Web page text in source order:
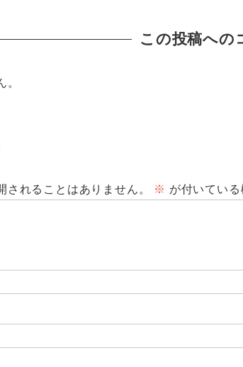
この投稿への
。
されることはありません。 ※ が付いてい